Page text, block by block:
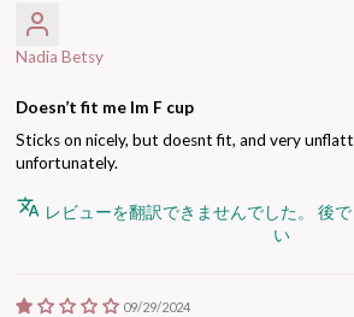
Nadia Betsy
Doesn’t fit me Im F cup
Sticks on nicely, but doesnt fit, and very
unfortunately.
レビューを翻訳できませんでした。 後
い
09/29/2024